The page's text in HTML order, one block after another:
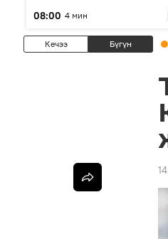
08:00 4 мин
Кечээ Бүгүн